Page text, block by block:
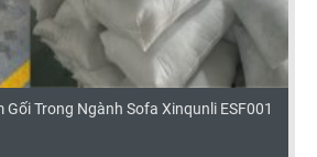
Gối Trong Ngành Sofa Xinqunli ESF001